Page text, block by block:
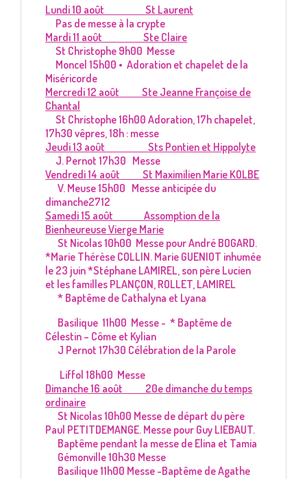
Lundi 10 août St Laurent
Pas de messe à la crypte
Mardi 11 août Ste Claire
St Christophe 9h00 Messe
Moncel 15h00 • Adoration et chapelet de la
Miséricorde
Mercredi 12 août Ste Jeanne Françoise de
Chantal
St Christophe 16h00 Adoration, 17h chapelet,
17h30 vêpres, 18h : messe
Jeudi 13 août Sts Pontien et Hippolyte
J. Pernot 17h30 Messe
Vendredi 14 août St Maximilien Marie KOLBE
V. Meuse 15h00 Messe anticipée du
dimanche2712
Samedi 15 août Assomption de la
Bienheureuse Vierge Marie
St Nicolas 10h00 Messe pour André BOGARD.
*Marie Thérèse COLLIN. Marie GUENIOT inhumée
le 23 juin *Stéphane LAMIREL, son père Lucien
et les familles PLANÇON, ROLLET, LAMIREL
* Baptême de Cathalyna et Lyana
Basilique 11h00 Messe - * Baptême de
Célestin – Côme et Kylian
J Pernot 17h30 Célébration de la Parole
Liffol 18h00 Messe
Dimanche 16 août 20e dimanche du temps
ordinaire
St Nicolas 10h00 Messe de départ du père
Paul PETITDEMANGE. Messe pour Guy LIEBAUT.
Baptême pendant la messe de Elina et Tamia
Gémonville 10h30 Messe
Basilique 11h00 Messe -Baptême de Agathe